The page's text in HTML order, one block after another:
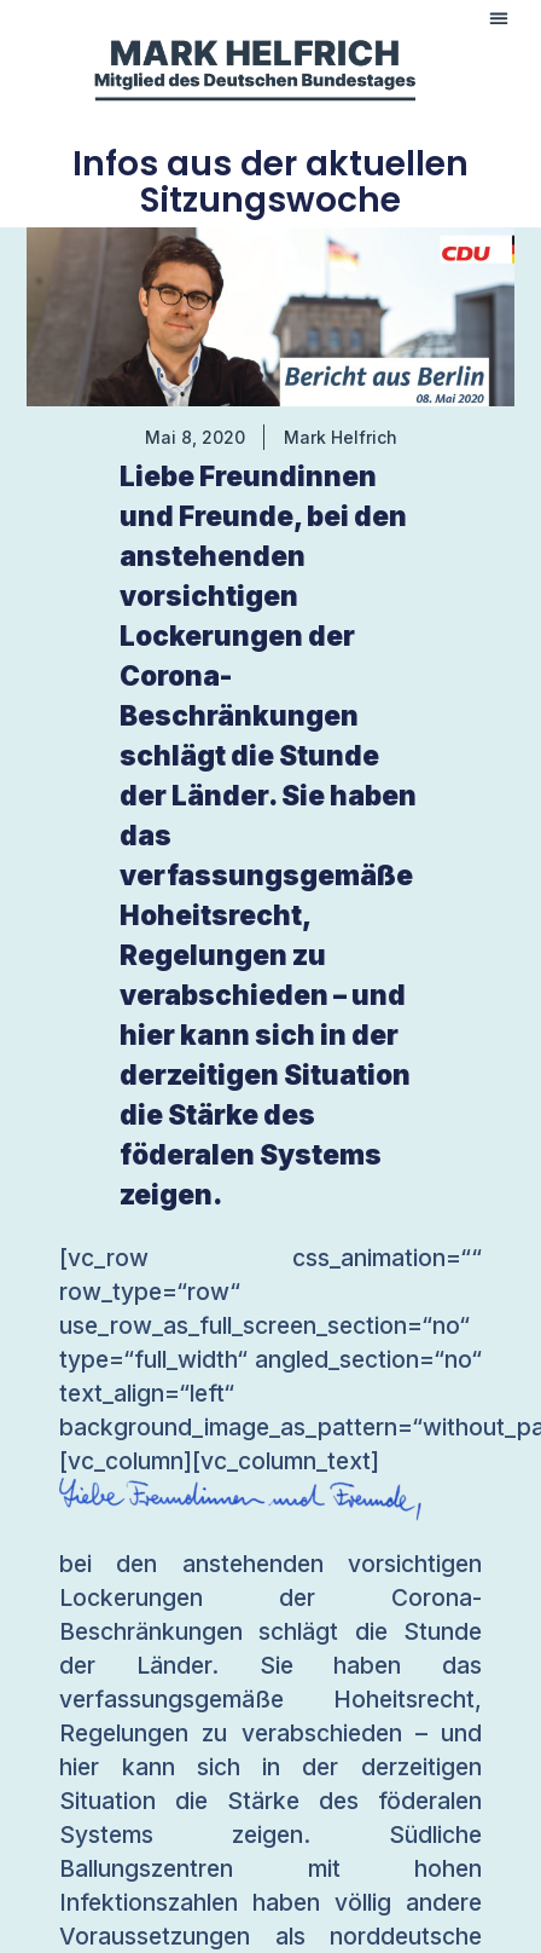
Infos aus der aktuellen
Sitzungswoche
Mai 8, 2020 Mark Helfrich
Liebe Freundinnen
und Freunde, bei den
anstehenden
vorsichtigen
Lockerungen der
Corona-
Beschränkungen
schlägt die Stunde
der Länder. Sie haben
das
verfassungsgemäße
Hoheitsrecht,
Regelungen zu
verabschieden – und
hier kann sich in der
derzeitigen Situation
die Stärke des
föderalen Systems
zeigen.
[vc_row css_animation=““
row_type=“row“
use_row_as_full_screen_section=“no“
type=“full_width“ angled_section=“no“
text_align=“left“
[vc_column][vc_column_text]
bei den anstehenden vorsichtigen
Lockerungen der Corona-
Beschränkungen schlägt die Stunde
der Länder. Sie haben das
verfassungsgemäße Hoheitsrecht,
Regelungen zu verabschieden – und
hier kann sich in der derzeitigen
Situation die Stärke des föderalen
Systems zeigen. Südliche
Ballungszentren mit hohen
Infektionszahlen haben völlig andere
Voraussetzungen als norddeutsche